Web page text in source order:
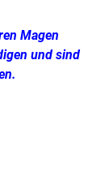
Magen
und sind